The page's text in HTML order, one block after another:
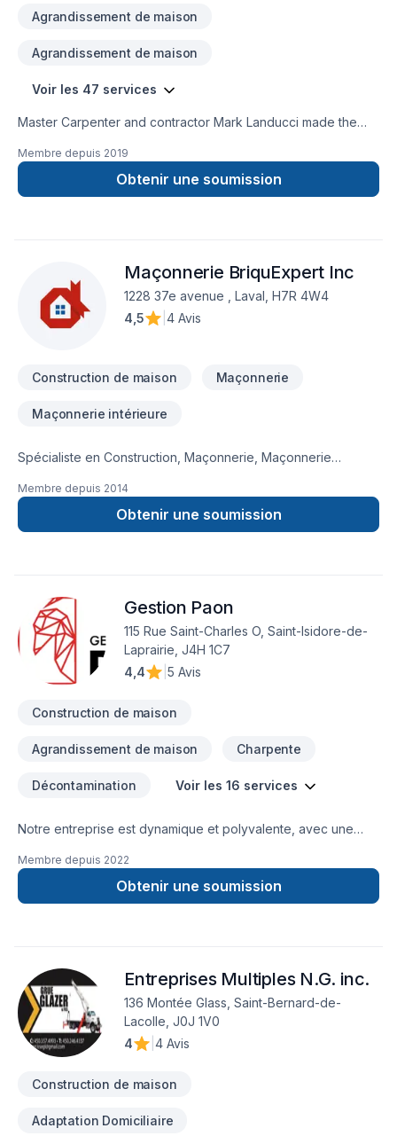
Agrandissement de maison
Agrandissement de maison
Voir les 47 services
Master Carpenter and contractor Mark Landucci made the
promise to himself was that the foundation of his company
would be built on quality work and building a great
relationship with his clients always at the best price possible.
expectations and will continue to do so moving forward.
Membre depuis 2019
Obtenir une soumission
Maçonnerie BriquExpert Inc
1228 37e avenue , Laval, H7R 4W4
4,5
4 Avis
Construction de maison Maçonnerie
Maçonnerie intérieure
Spécialiste en Construction, Maçonnerie, Maçonnerie
expert.com/ pour découvrir ses réalisations. Nous proposons
des solutions adaptées à vos besoins dans les régions de
Eastern
étape de votre projet.
Membre depuis 2014
Obtenir une soumission
Gestion Paon
115 Rue Saint-Charles O, Saint-Isidore-de-
Laprairie, J4H 1C7
4,4
5 Avis
Construction de maison
Agrandissement de maison Charpente
Décontamination Voir les 16 services
Notre entreprise est dynamique et polyvalente, avec une
construction.Grâce à nos formations spécialisées en
menuiserie, en ingénierie et en gestion de projet, nous
possédons une compréhension approfondie de l’ensemble
d’entrepreneurs généraux.
Membre depuis 2022
Obtenir une soumission
Entreprises Multiples N.G. inc.
136 Montée Glass, Saint-Bernard-de-
Lacolle, J0J 1V0
4
4 Avis
Construction de maison
Adaptation Domiciliaire